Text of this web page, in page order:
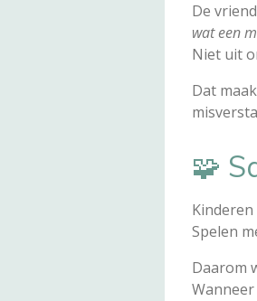
De
wat een
Niet uit
Dat
🧩
Spelen
Daarom